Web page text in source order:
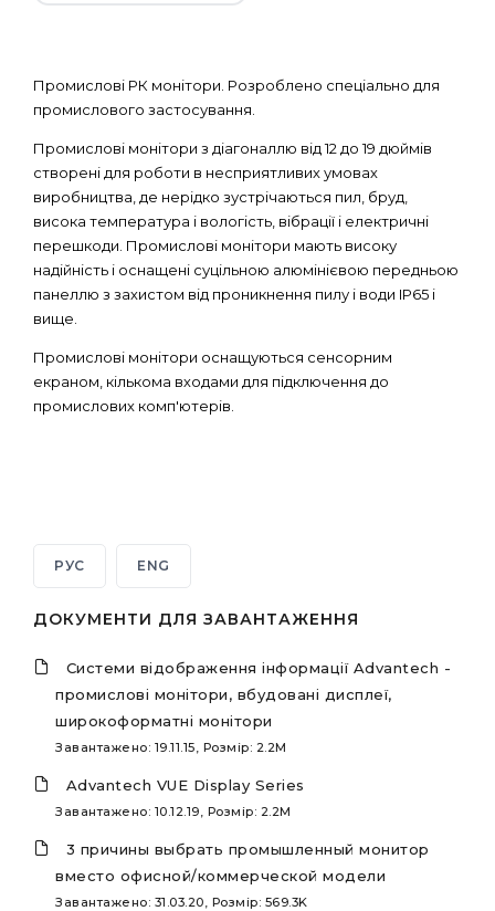
Промислові РК монітори. Розроблено спеціально для
промислового застосування.
Промислові монітори з діагоналлю від 12 до 19 дюймів
створені для роботи в несприятливих умовах
виробництва, де нерідко зустрічаються пил, бруд,
висока температура і вологість, вібрації і електричні
перешкоди. Промислові монітори мають високу
надійність і оснащені суцільною алюмінієвою передньою
панеллю з захистом від проникнення пилу і води IP65 і
вище.
Промислові монітори оснащуються сенсорним
екраном, кількома входами для підключення до
промислових комп'ютерів.
РУС ENG
ДОКУМЕНТИ ДЛЯ ЗАВАНТАЖЕННЯ
Системи відображення інформації Advantech -
промислові монітори, вбудовані дисплеї,
широкоформатні монітори
Завантажено: 19.11.15, Розмір: 2.2M
Advantech VUE Display Series
Завантажено: 10.12.19, Розмір: 2.2M
3 причины выбрать промышленный монитор
вместо офисной/коммерческой модели
Завантажено: 31.03.20, Розмір: 569.3K